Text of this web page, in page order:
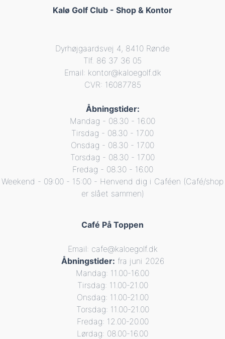
Kalø Golf Club - Shop & Kontor
Dyrhøjgaardsvej 4, 8410 Rønde
Tlf. 86 37 36 05
Email: kontor@kaloegolf.dk
CVR: 16087785
Åbningstider:
Mandag - 08.30 - 16.00
Tirsdag - 08.30 - 17.00
Onsdag - 08.30 - 17.00
Torsdag - 08.30 - 17.00
Fredag - 08.30 - 16.00
Weekend - 09:00 - 15:00 - Henvend dig i Caféen (Café/shop
er slået sammen)
Café På Toppen
Email: cafe@kaloegolf.dk
Åbningstider: fra juni 2026
Mandag: 11.00-16.00
Tirsdag: 11.00-21.00
Onsdag: 11.00-21.00
Torsdag: 11.00-21.00
Fredag: 12.00-20.00
Lørdag: 08.00-16.00